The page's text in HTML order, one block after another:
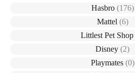
Hasbro (176)
Mattel (6)
Littlest Pet Shop
Disney(2)
Playmates (0)